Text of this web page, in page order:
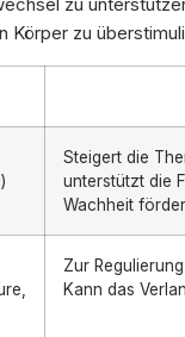
Körper zu
Steigert die
unterstützt die
Wachheit
Zur
Kann das